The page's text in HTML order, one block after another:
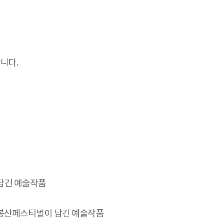
다.
긴 예술작품
산페스티벌이 담긴 예술작품